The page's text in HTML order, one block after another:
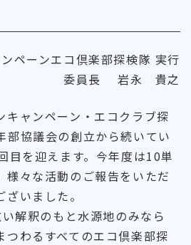
ペーンエコ倶楽部探検隊 実行
委員長 岩永 貴之
ャンペーン・エコクラブ探
部協議会の創立から続いてい
目を迎えます。今年度は10単
様々な活動のご報告をいただ
いました。
解釈のもと水源地のみなら
つわるすべてのエコ倶楽部探